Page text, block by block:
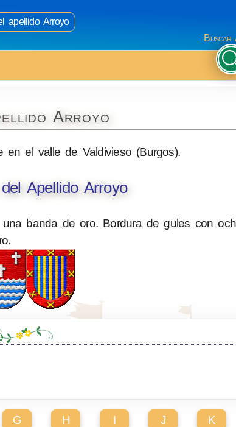
apellido Arroyo
Buscar
Arroyo
en el valle de Valdivieso (Burgos).
Apellido Arroyo
banda de oro. Bordura de gules con
G H I J K